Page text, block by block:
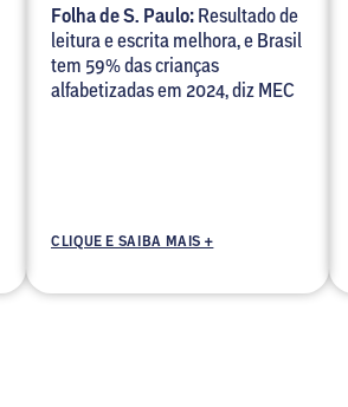
Folha de S. Paulo:Resultado de
leitura e escrita melhora, e Brasil
tem 59% das crianças
alfabetizadas em 2024, diz MEC
CLIQUE E SAIBA MAIS +